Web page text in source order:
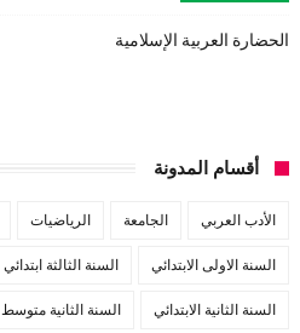
الحضارة العربية الإسلامية
أقسام المدونة
الأدب العربي الجامعة الرياضيات
السنة الاولى الابتدائي السنة الثالثة ابتدائي
السنة الثانية الابتدائي السنة الثانية متوسط